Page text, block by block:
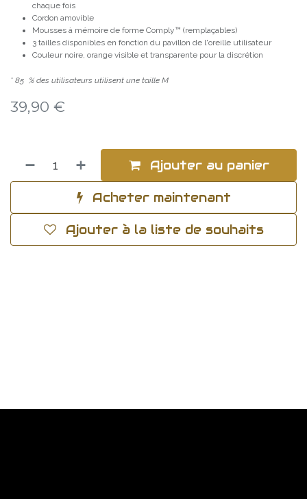
chaque fois
Cordon amovible
Mousses à mémoire de forme Comply™ (remplaçables)
3 tailles disponibles en fonction du pavillon de l'oreille utilisateur
Couleur noire, orange visible et transparente pour la discrétion
* 85 % des utilisateurs utilisent une taille M
39,90 €
Ajouter au panier
Acheter maintenant
Ajouter à la liste de souhaits